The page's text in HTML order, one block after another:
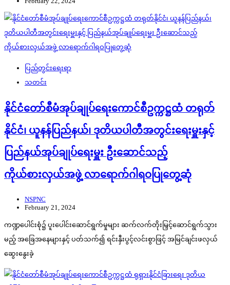
ပြည်တွင်းရေးရာ
သတင်း
နိုင်ငံတော်စီမံအုပ်ချုပ်ရေးကောင်စီဥက္ကဋ္ဌထံ တရုတ်
နိုင်ငံ၊ ယူနန်ပြည်နယ်၊ ဒုတိယပါတီအတွင်းရေးမှူးနှင့်
ပြည်နယ်အုပ်ချုပ်ရေးမှူး ဦးဆောင်သည့်
ကိုယ်စားလှယ်အဖွဲ့ လာရောက်ဂါရဝပြုတွေ့ဆုံ
NSPNC
February 21, 2024
ကဏ္ဍပေါင်းစုံ၌ ပူးပေါင်းဆောင်ရွက်မှုများ ဆက်လက်တိုးမြှင့်ဆောင်ရွက်သွား
မည့် အခြေအနေများနှင့် ပတ်သက်၍ ရင်းနှီးပွင့်လင်းစွာဖြင့် အမြင်ချင်းဖလှယ်
ဆွေးနွေးခဲ့